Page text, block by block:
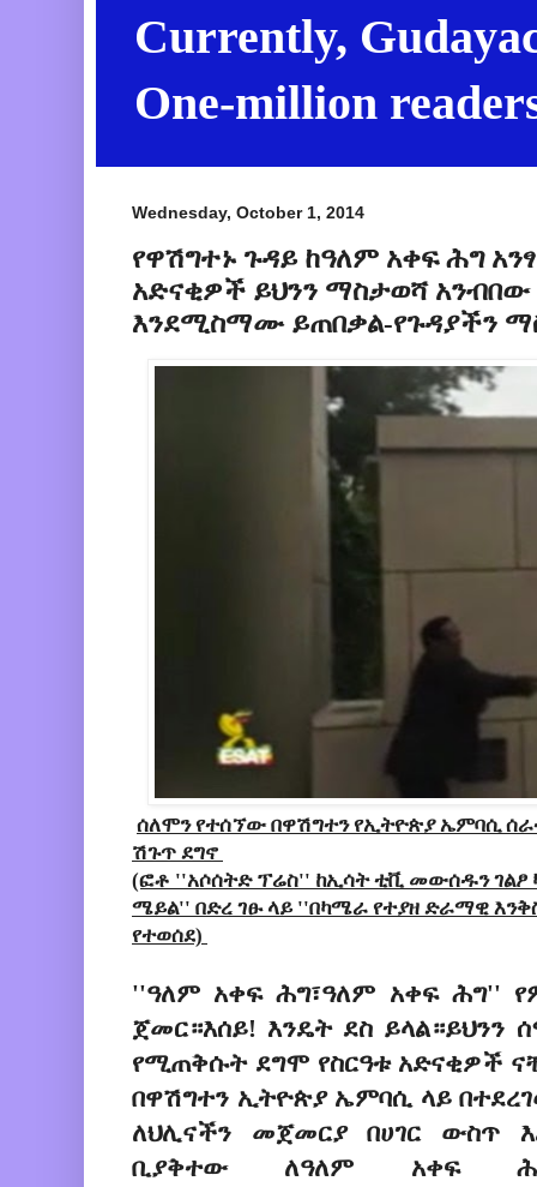
Currently,
One-million
Wednesday, October 1, 2014
የዋሽግተኑ ጉዳይ ከዓለም አቀፍ ሕግ
አድናቂዎች ይህንን ማስታወሻ
እንደሚስማሙ ይጠበቃል-የጉዳያችን
ሰለሞን የተሰኘው በዋሽግተን የኢትዮጵያ ኤምባሲ
ሽጉጥ ደግኖ
(ፎቶ ''አሶሰትድ ፕሬስ'' ከኢሳት ቲቪ መውሰዱን ገልፆ
ሜይል'' በድረ ገፁ ላይ ''በካሜራ የተያዘ ድራማዊ
የተወሰደ)
''ዓለም አቀፍ ሕግ፣ዓለም አቀፍ ሕግ''
ጀመር።እሰይ! እንዴት ደስ ይላል።ይህንን
የሚጠቅሱት ደግሞ የስርዓቱ አድናቂዎች
በዋሽግተን ኢትዮጵያ ኤምባሲ ላይ
ለህሊናችን መጀመርያ በሀገር ውስጥ
ቢያቅተው ለዓለም አቀፍ